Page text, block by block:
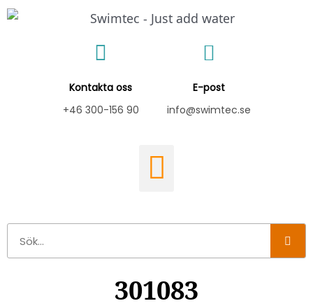
Hoppa
Kontakta oss
+46 300-156 90
E-post
info@swimtec.se
301083